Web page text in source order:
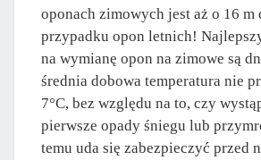
oponach zimowych jest aż o 16 m
przypadku opon letnich!
na wymianę opon na zimowe są
średnia dobowa temperatura nie
7°C, bez względu na to, czy
pierwsze opady śniegu lub
temu uda się zabezpieczyć przed